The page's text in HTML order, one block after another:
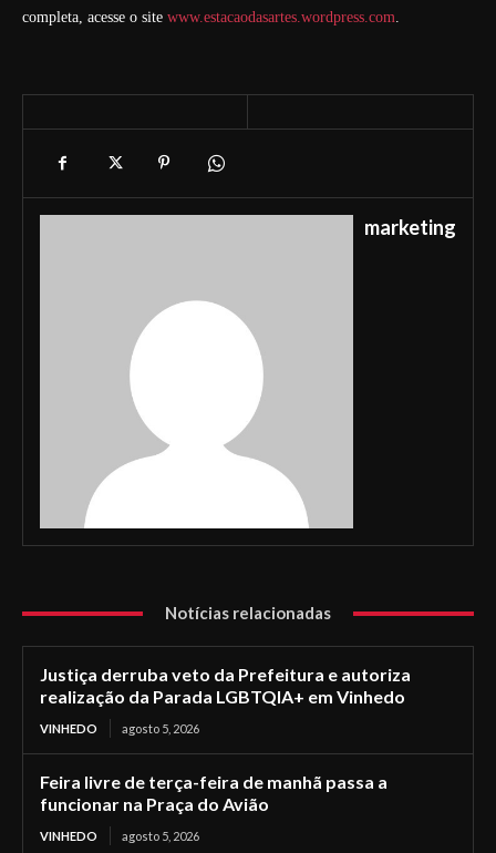
completa, acesse o site www.estacaodasartes.wordpress.com.
marketing
Notícias relacionadas
Justiça derruba veto da Prefeitura e autoriza
realização da Parada LGBTQIA+ em Vinhedo
VINHEDO agosto 5, 2026
Feira livre de terça-feira de manhã passa a
funcionar na Praça do Avião
VINHEDO agosto 5, 2026